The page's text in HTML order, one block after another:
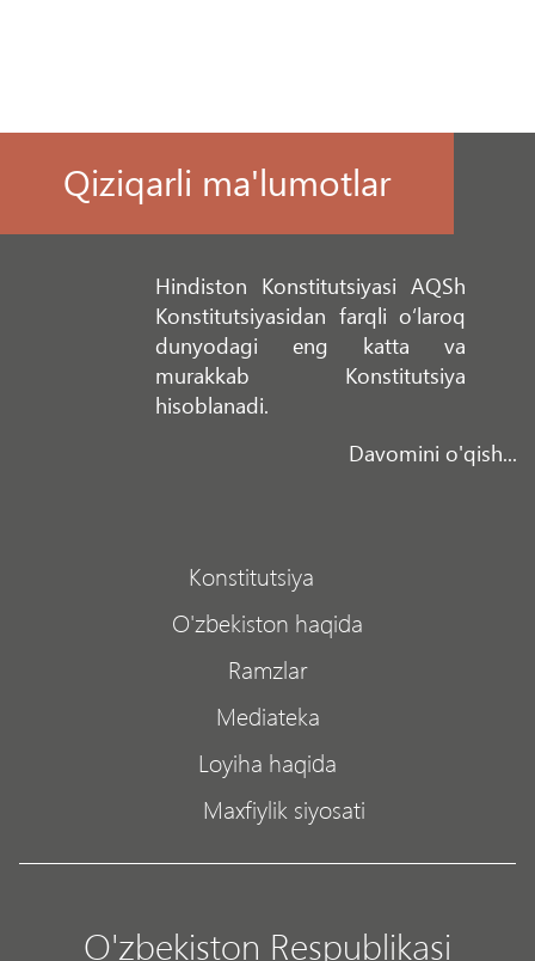
Qiziqarli ma'lumotlar
Hindiston Konstitutsiyasi AQSh
Konstitutsiyasidan farqli o‘laroq
dunyodagi eng katta va
murakkab Konstitutsiya
hisoblanadi.
Davomini o'qish...
Konstitutsiya
O'zbekiston haqida
Ramzlar
Mediateka
Loyiha haqida
Maxfiylik siyosati
O'zbekiston Respublikasi